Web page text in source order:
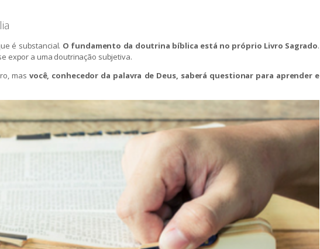
é substancial. O fundamento da doutrina bíblica está no próprio Livro Sagrado.
expor a uma doutrinação subjetiva.
mas você, conhecedor da palavra de Deus, saberá questionar para aprender e